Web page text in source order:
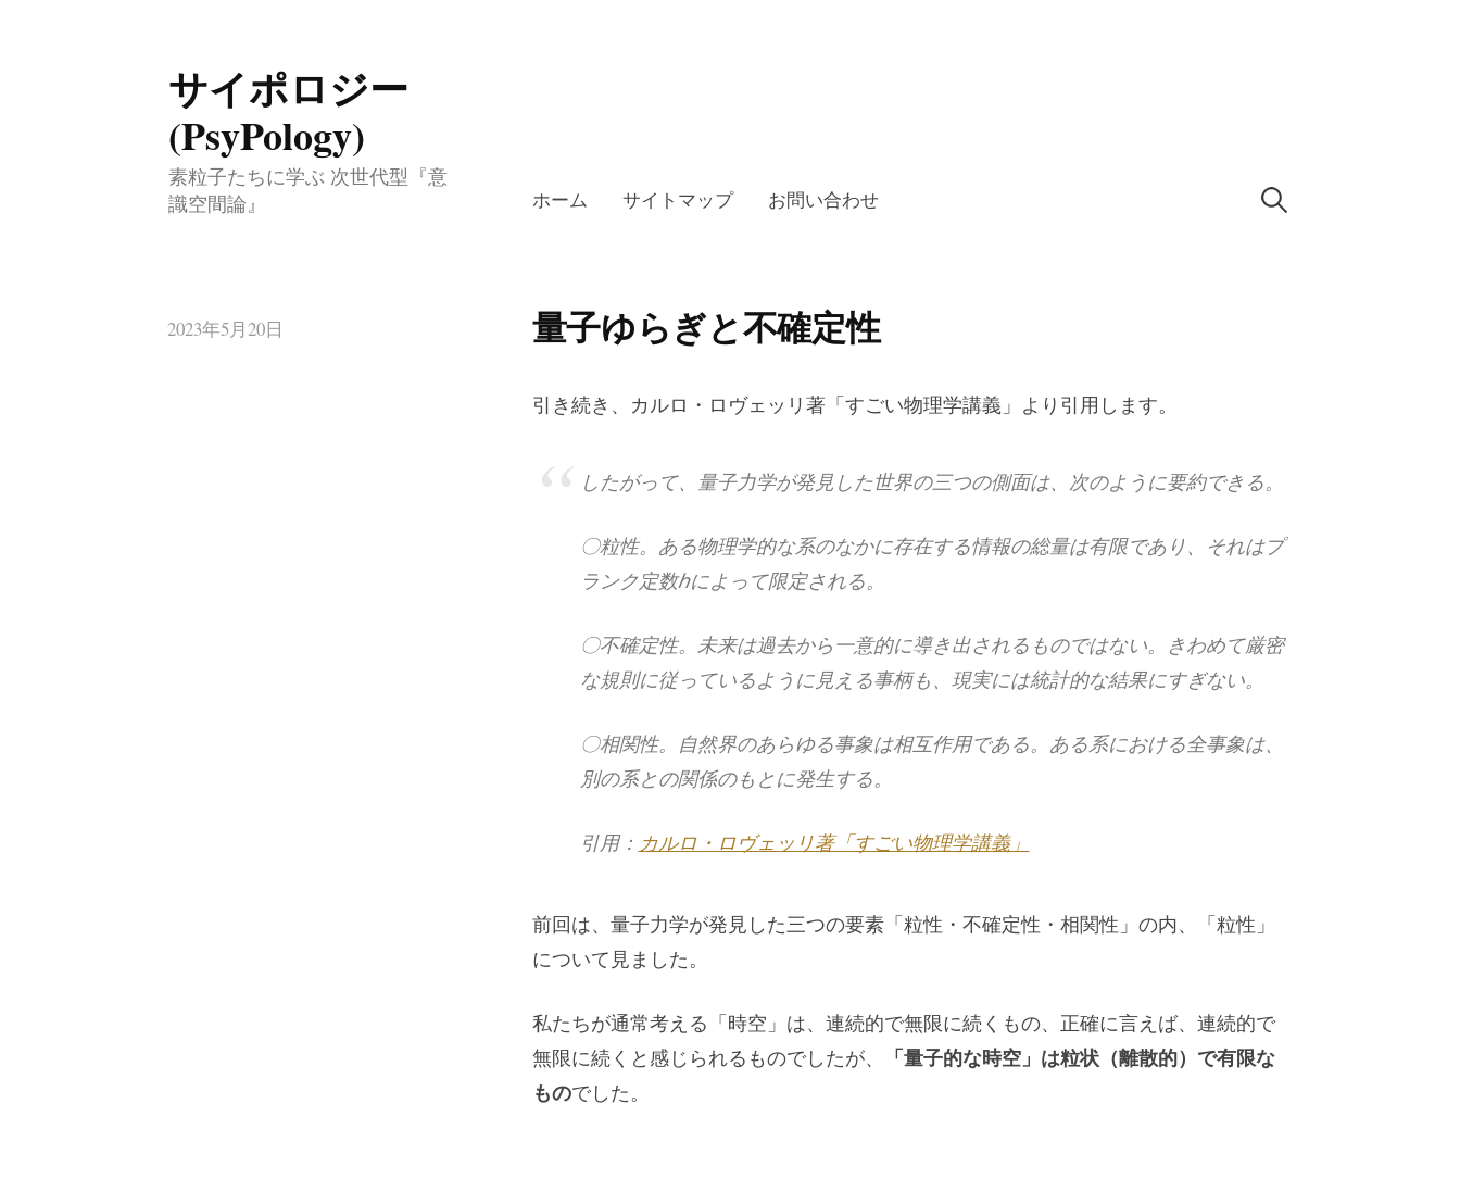
コ
ン
テ
ン
ツ
キ
サイポロジー
(PsyPology)
素粒子たちに学ぶ 次世代型『意
識空間論』
ホーム サイトマップ お問い合わせ 検
2023年5月20日 量子ゆらぎと不確定性
引き続き、カルロ・ロヴェッリ著「すごい物理学講義」より引用します。
したがって、量子力学が発見した世界の三つの側面は、次のように要約できる。
〇粒性。ある物理学的な系のなかに存在する情報の総量は有限であり、それはプ
ランク定数ℎによって限定される。
〇不確定性。未来は過去から一意的に導き出されるものではない。きわめて厳密
な規則に従っているように見える事柄も、現実には統計的な結果にすぎない。
〇相関性。自然界のあらゆる事象は相互作用である。ある系における全事象は、
別の系との関係のもとに発生する。
引用： カルロ・ロヴェッリ著「すごい物理学講義」
前回は、量子力学が発見した三つの要素「粒性・不確定性・相関性」の内、「粒性」
について見ました。
私たちが通常考える「時空」は、連続的で無限に続くもの、正確に言えば、連続的で
無限に続くと感じられるものでしたが、
「量子的な時空」は粒状（離散的）で有限な
ものでした。